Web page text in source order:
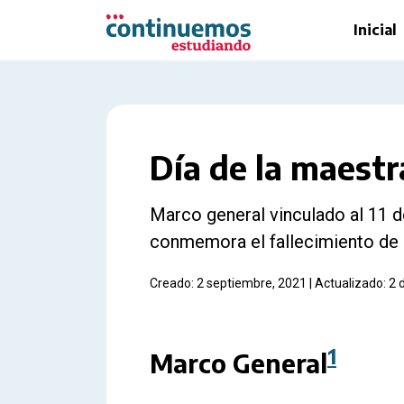
Saltar al contenido principal
Inicial
Día de la
Marco general vinculado al 11
conmemora el fallecimiento
Creado: 2 septiembre, 2021 | Actualizado: 2
Marco General1